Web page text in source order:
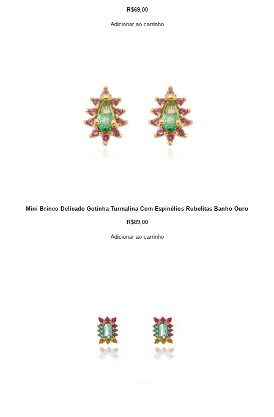
R$69,00
Adicionar ao carrinho
Mini Brinco Delicado Gotinha Turmalina Com Espinélios Rubelitas Banho Ouro
R$89,00
Adicionar ao carrinho